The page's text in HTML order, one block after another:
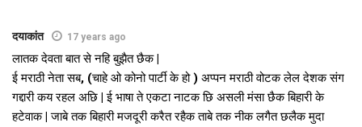
दयाकांत 17 years ago
लातक देवता बात से नहि बुझैत छैक |
ई मराठी नेता सब, (चाहे ओ कोनो पार्टी के हो ) अप्पन मराठी वोटक लेल देशक संग
गद्दारी कय रहल अछि | ई भाषा ते एकटा नाटक छि असली मंसा छैक बिहारी के
हटेवाक | जाबे तक बिहारी मजदूरी करैत रहैक ताबे तक नीक लगैत छलैक मुदा